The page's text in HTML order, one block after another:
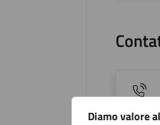
Diamo valore